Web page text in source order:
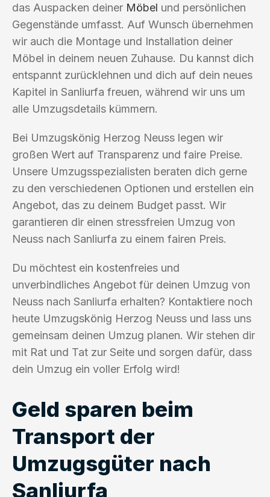
das Auspacken deiner Möbel und persönlichen
Gegenstände umfasst. Auf Wunsch übernehmen
wir auch die Montage und Installation deiner
Möbel in deinem neuen Zuhause. Du kannst dich
entspannt zurücklehnen und dich auf dein neues
Kapitel in Sanliurfa freuen, während wir uns um
alle Umzugsdetails kümmern.
Bei Umzugskönig Herzog Neuss legen wir
großen Wert auf Transparenz und faire Preise.
Unsere Umzugsspezialisten beraten dich gerne
zu den verschiedenen Optionen und erstellen ein
Angebot, das zu deinem Budget passt. Wir
garantieren dir einen stressfreien Umzug von
Neuss nach Sanliurfa zu einem fairen Preis.
Du möchtest ein kostenfreies und
unverbindliches Angebot für deinen Umzug von
Neuss nach Sanliurfa erhalten? Kontaktiere noch
heute Umzugskönig Herzog Neuss und lass uns
gemeinsam deinen Umzug planen. Wir stehen dir
mit Rat und Tat zur Seite und sorgen dafür, dass
dein Umzug ein voller Erfolg wird!
Geld sparen beim
Transport der
Umzugsgüter nach
Sanliurfa